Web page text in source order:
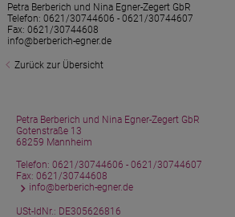
Petra Berberich und Nina Egner-Zegert GbR
Telefon: 0621/30744606 - 0621/30744607
Fax: 0621/30744608
info@berberich-egner.de
Zurück zur Übersicht
Petra Berberich und Nina Egner-Zegert GbR
Gotenstraße 13
68259 Mannheim
Telefon: 0621/30744606 - 0621/30744607
Fax: 0621/30744608
info@berberich-egner.de
USt-IdNr.: DE305626816